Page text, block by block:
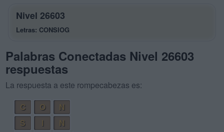
Nivel 26603
Letras: CONSIOG
Palabras Conectadas Nivel 26603
respuestas
La respuesta a este rompecabezas es:
C
O
N
S
N